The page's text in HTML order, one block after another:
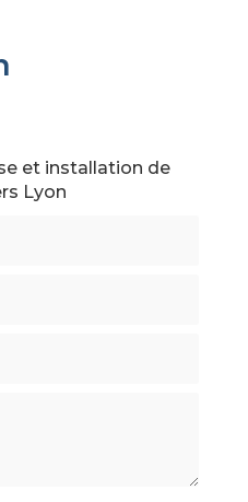
et installation de
Lyon